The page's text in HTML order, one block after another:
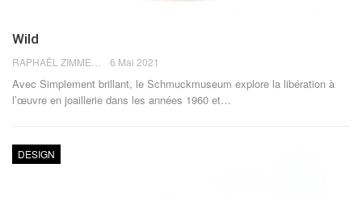
Wild
6 Mai 2021
Avec Simplement brillant, le Schmuckmuseum explore la libération à
l’œuvre en joaillerie dans les années 1960 et…
DESIGN